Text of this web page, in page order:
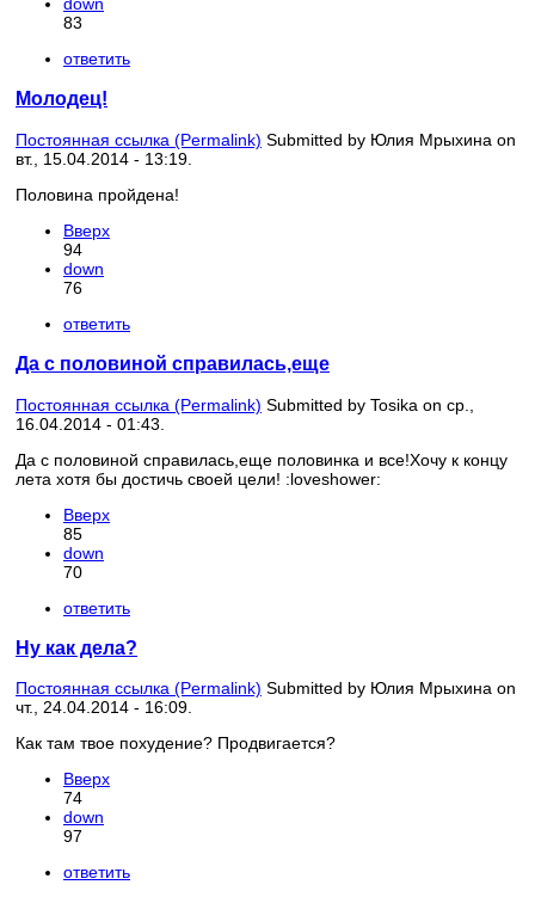
83
ответить
Молодец!
Постоянная ссылка (Permalink) Submitted by Юлия Мрыхина on
вт., 15.04.2014 - 13:19.
Половина пройдена!
Вверх
94
down
76
ответить
Да с половиной справилась,еще
Постоянная ссылка (Permalink) Submitted by Tosika on ср.,
16.04.2014 - 01:43.
Да с половиной справилась,еще половинка и все!Хочу к концу
лета хотя бы достичь своей цели! :loveshower:
Вверх
85
down
70
ответить
Ну как дела?
Постоянная ссылка (Permalink) Submitted by Юлия Мрыхина on
чт., 24.04.2014 - 16:09.
Как там твое похудение? Продвигается?
Вверх
74
down
97
ответить